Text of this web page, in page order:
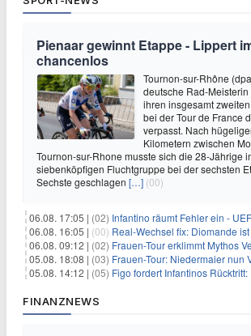
Pienaar gewinnt Etappe - Lippert
chancenlos
Tournon-sur-Rhône
deutsche Rad-
ihren insgesamt
bei der Tour de France
verpasst. Nach
Kilometern zwischen
Tournon-sur-Rhone musste sich die 28-Jährige
siebenköpfigen Fluchtgruppe bei der sechsten
Sechste geschlagen […] (00)
06.08. 17:05 | (02) Infantino räumt Fehler ein - UEFA:
06.08. 16:05 | (00) Real-Wechsel fix: Diomande ist
06.08. 09:12 | (02) Frauen-Tour erklimmt Mythos Ventoux:
05.08. 18:08 | (03) Frauen-Tour: Niedermaier nun
05.08. 14:12 | (05) Figo fordert Infantinos Rücktritt:
FINANZNEWS